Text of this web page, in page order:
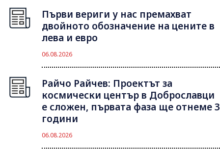
Първи вериги у нас премахват
двойното обозначение на цените в
лева и евро
06.08.2026
Райчо Райчев: Проектът за
космически център в Доброславци
е сложен, първата фаза ще отнеме 3
години
06.08.2026